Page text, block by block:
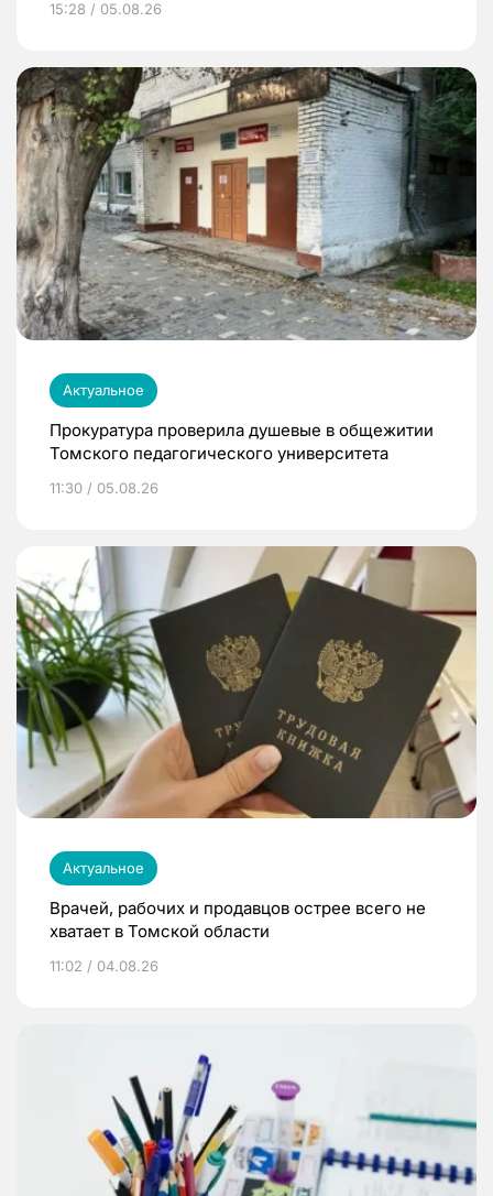
15:28 / 05.08.26
Актуальное
Прокуратура проверила душевые в общежитии
Томского педагогического университета
11:30 / 05.08.26
Актуальное
Врачей, рабочих и продавцов острее всего не
хватает в Томской области
11:02 / 04.08.26